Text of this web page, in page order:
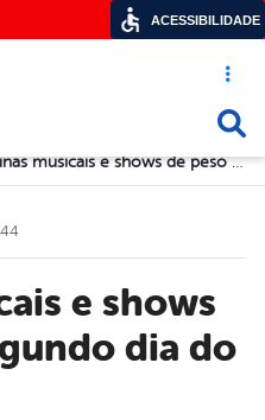
Acesso
Oficinas musicais e shows de peso no segundo dia do GJF
dia do
ACESSIBILIDADE